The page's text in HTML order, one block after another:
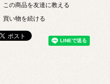
この商品を友達に教える
買い物を続ける